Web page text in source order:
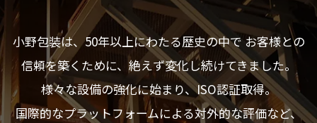
小野包装は、50年以上にわたる歴史の中でお客様との
信頼を築くために、絶えず変化し続けてきました。
様々な設備の強化に始まり、ISO認証取得。
国際的なプラットフォームによる対外的な評価など、